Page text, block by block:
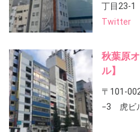
丁目23-1
Twitter
秋葉原
ル】
〒101-
−3 虎ビ